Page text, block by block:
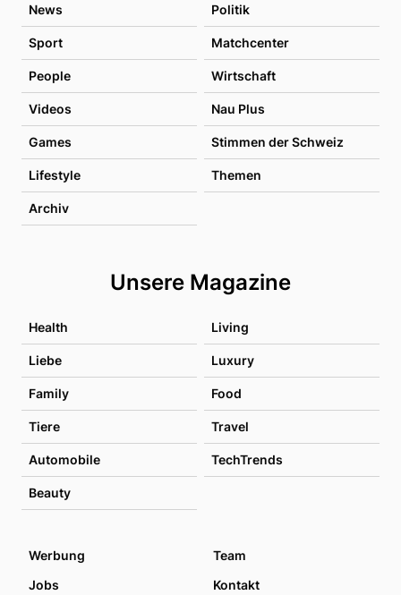
News Politik
Sport Matchcenter
People Wirtschaft
Videos Nau Plus
Games Stimmen der Schweiz
Lifestyle Themen
Archiv
Unsere Magazine
Health Living
Liebe Luxury
Family Food
Tiere Travel
Automobile TechTrends
Beauty
Werbung
Team
Jobs
Kontakt